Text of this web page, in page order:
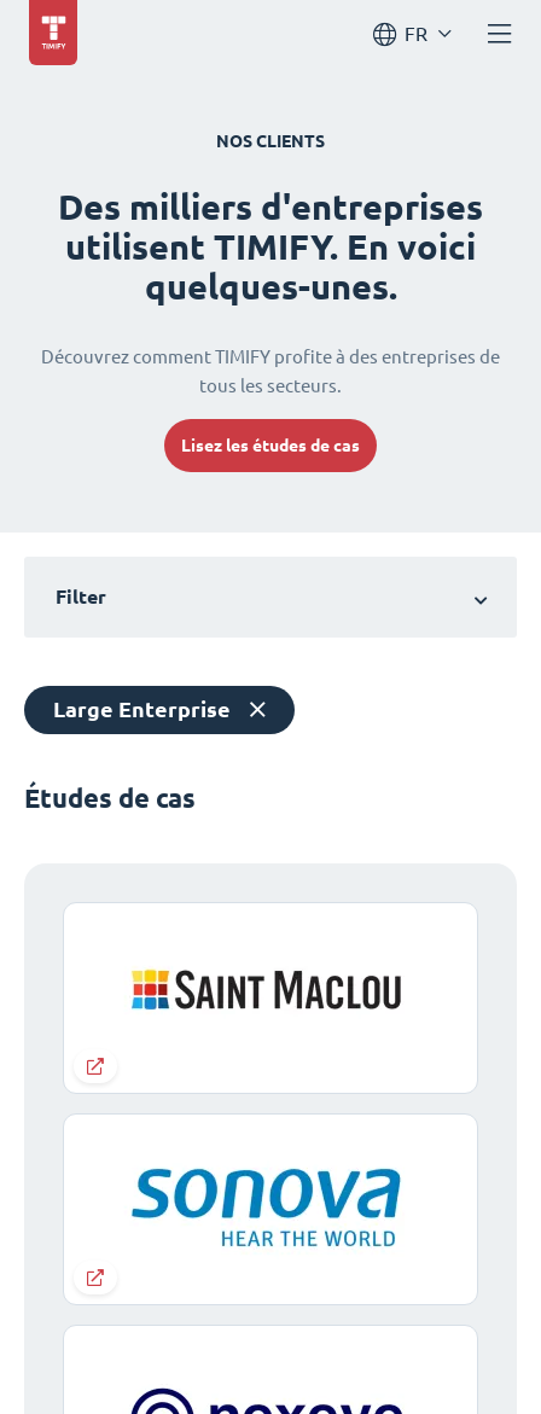
FR
NOS CLIENTS
Des milliers d'entreprises
utilisent TIMIFY. En voici
quelques-unes.
Découvrez comment TIMIFY profite à des entreprises de
tous les secteurs.
Lisez les études de cas
Filter
Large Enterprise
Études de cas